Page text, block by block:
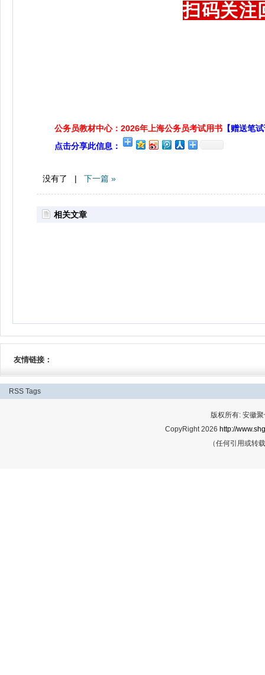
扫码关注
公务员教材中心：2026年上海公务员考试用书 【赠送笔
点击分享此信息：
没有了 | 下一篇 »
相关文章
友情链接：
RSS Tags
版权所有: 安徽
CopyRight 2026 http://
（任何引用或转